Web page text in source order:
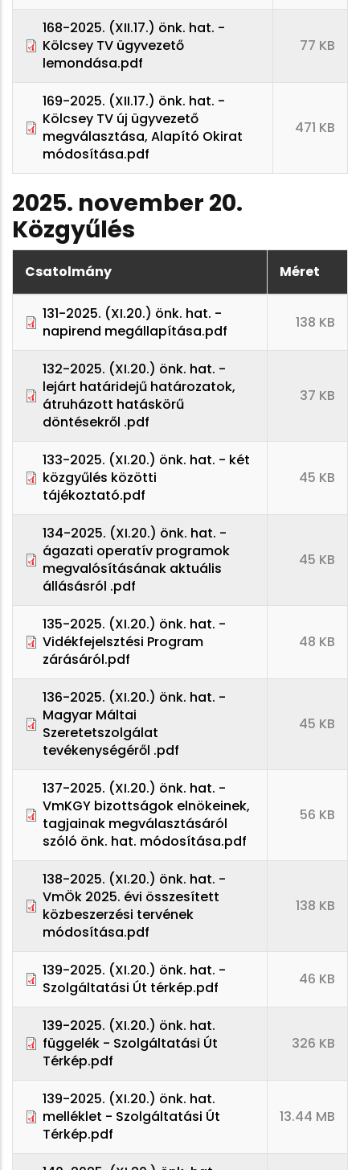
168-2025. (XII.17.) önk. hat. -
Kölcsey TV ügyvezető
lemondása.pdf
77 KB
169-2025. (XII.17.) önk. hat. -
Kölcsey TV új ügyvezető
megválasztása, Alapító Okirat
módosítása.pdf
471 KB
2025. november 20.
Közgyűlés
Csatolmány Méret
131-2025. (XI.20.) önk. hat. -
napirend megállapítása.pdf
138 KB
132-2025. (XI.20.) önk. hat. -
lejárt határidejű határozatok,
átruházott hatáskörű
döntésekről .pdf
37 KB
133-2025. (XI.20.) önk. hat. - két
közgyűlés közötti
tájékoztató.pdf
45 KB
134-2025. (XI.20.) önk. hat. -
ágazati operatív programok
megvalósításának aktuális
állásásról .pdf
45 KB
135-2025. (XI.20.) önk. hat. -
Vidékfejelsztési Program
zárásáról.pdf
48 KB
136-2025. (XI.20.) önk. hat. -
Magyar Máltai
Szeretetszolgálat
tevékenységéről .pdf
45 KB
137-2025. (XI.20.) önk. hat. -
VmKGY bizottságok elnökeinek,
tagjainak megválasztásáról
szóló önk. hat. módosítása.pdf
56 KB
138-2025. (XI.20.) önk. hat. -
VmÖk 2025. évi összesített
közbeszerzési tervének
módosítása.pdf
138 KB
139-2025. (XI.20.) önk. hat. -
Szolgáltatási Út térkép.pdf
46 KB
139-2025. (XI.20.) önk. hat.
függelék - Szolgáltatási Út
Térkép.pdf
326 KB
139-2025. (XI.20.) önk. hat.
melléklet - Szolgáltatási Út
Térkép.pdf
13.44 MB